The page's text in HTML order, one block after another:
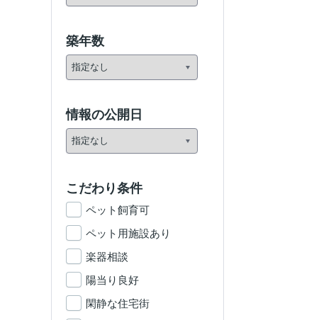
築年数
情報の公開日
こだわり条件
ペット飼育可
ペット用施設あり
楽器相談
陽当り良好
閑静な住宅街